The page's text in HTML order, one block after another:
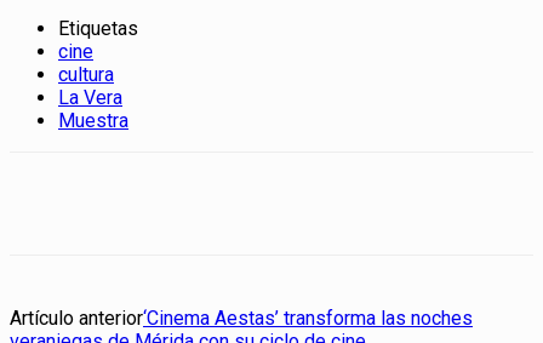
Etiquetas
cine
cultura
La Vera
Muestra
Artículo anterior‘Cinema Aestas’ transforma las noches